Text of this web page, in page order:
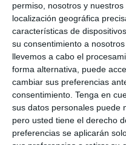
permiso, nosotros y
localización geográfica
características de
su consentimiento a
llevemos a cabo el
forma alternativa, puede
cambiar sus preferencias
consentimiento. Tenga en
sus datos personales puede
pero usted tiene el derecho
preferencias se aplicarán
haciéndolo, pero otros no,
les sirva de apoyo ya que,
con detalle cómo un
sostenibilidadpuede
al apetito de riesgo.
La guía también incluye un
para incorporar los
sostenibilidad, así como las
sociales y de gobernanza;
evaluación de riesgos; y
comunicación, la